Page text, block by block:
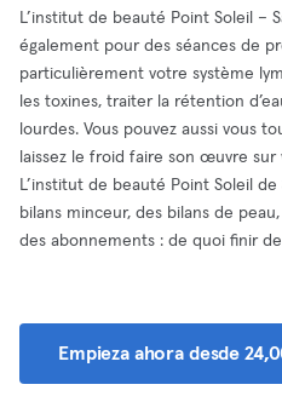
L’institut de beauté Point Soleil –
également pour des séances de
particulièrement votre système
les toxines, traiter la rétention
lourdes. Vous pouvez aussi vous
laissez le froid faire son œuvre sur
L’institut de beauté Point Soleil
bilans minceur, des bilans de
des abonnements : de quoi finir
Empieza ahora desde